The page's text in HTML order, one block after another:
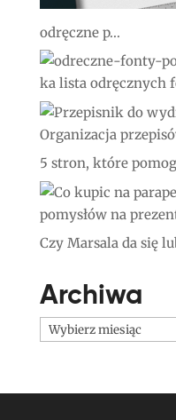
odręczne p...
ka lista odręcznych
Organizacja
5 stron, które
pomysłów na
Czy Marsala da się
Archiwa
Archiwa